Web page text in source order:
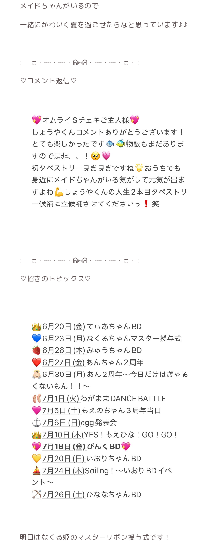
メイドちゃんがいるので
一緒にかわいく夏を過ごせたらなと思っています♪♪
: ・ෆ・┈・┈・ᕱ⑅ᕱ・┈・┈・ෆ・ :
♡コメント返信♡
: ・ෆ・┈・┈・ᕱ⑅ᕱ・┈・┈・ෆ・ :
♡招きのトピックス♡
明日はなくる姫のマスターリボン授与式です！